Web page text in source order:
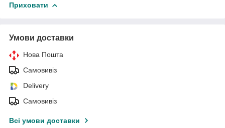
Приховати
Умови доставки
Нова Пошта
Самовивіз
Delivery
Самовивіз
Всі умови доставки